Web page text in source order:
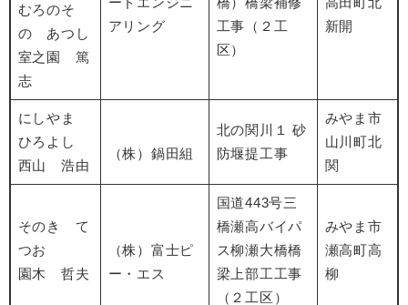
アリング
工事（２工
区）
新開
むろのそ
の あつし
室之園 篤
志
にしやま
ひろよし
西山 浩由
（株）鍋田組
北の関川１ 砂
防堰提工事
みやま市
山川町北
関
そのき て
つお
園木 哲夫
（株）富士ピ
ー・エス
国道443号三
橋瀬高バイパ
ス柳瀬大橋橋
梁上部工工事
（２工区）
みやま市
瀬高町高
柳